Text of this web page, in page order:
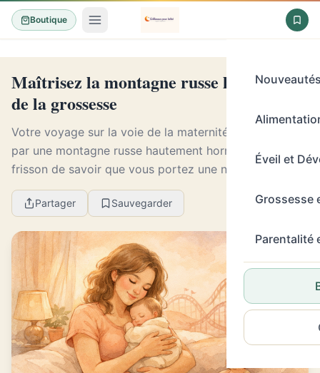
Boutique
Éveil et
Grossesse
Parentalité
Maîtrisez la montagne russe hormonale
de la grossesse
Votre voyage sur la voie de la maternité commence
par une montagne russe hautement hormonale. Le
frisson de savoir que vous portez une nouvelle vie est
accompagné d’un cocktail de changements
hormonau...
Partager Sauvegarder